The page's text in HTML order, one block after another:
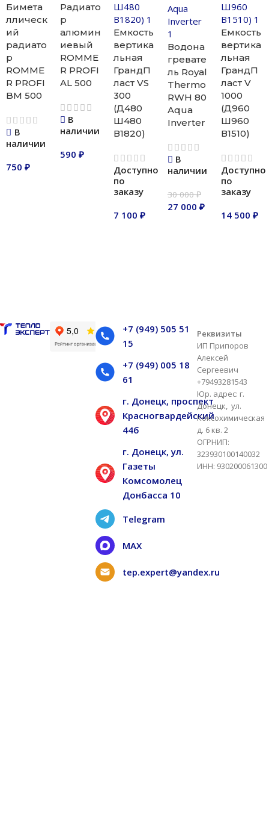
Бимета
ллическ
ий
радиато
р
ROMME
R PROFI
BM 500
В
наличии
750 ₽
Радиато
р
алюмин
иевый
ROMME
R PROFI
AL 500
В
наличии
590 ₽
Емкость
вертика
льная
ГрандП
ласт VS
300
(Д480
Ш480
В1820)
Доступно
по
заказу
7 100₽
Водона
гревате
ль Royal
Thermo
RWH 80
Aqua
Inverter
В
наличии
30 000₽
27 000 ₽
Емкость
вертика
льная
ГрандП
ласт V
1000
(Д960
Ш960
В1510)
Доступно
по
заказу
14 500₽
+7 (949) 505 51
15
+7 (949) 005 18
61
г. Донецк, проспект
Красногвардейский
44б
г. Донецк, ул.
Газеты
Комсомолец
Донбасса 10
Telegram
MAX
tep.expert@yandex.ru
Реквизиты
ИП Припоров
Алексей
Сергеевич
+79493281543
Юр. адрес: г.
Донецк, ул.
Коксохимическая
д. 6 кв. 2
ОГРНИП:
323930100140032
ИНН: 930200061300